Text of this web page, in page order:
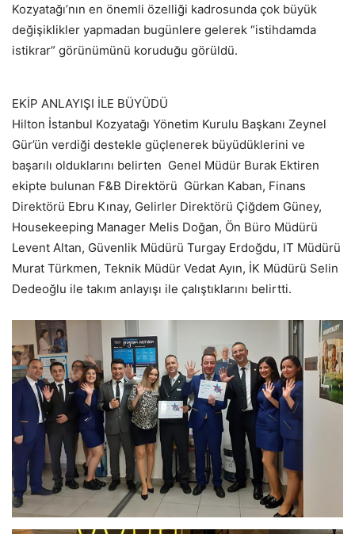
Kozyatağı’nın en önemli özelliği kadrosunda çok büyük
değişiklikler yapmadan bugünlere gelerek “istihdamda
istikrar” görünümünü koruduğu görüldü.
EKİP ANLAYIŞI İLE BÜYÜDÜ
Hilton İstanbul Kozyatağı Yönetim Kurulu Başkanı Zeynel
Gür’ün verdiği destekle güçlenerek büyüdüklerini ve
başarılı olduklarını belirten Genel Müdür Burak Ektiren
ekipte bulunan F&B Direktörü Gürkan Kaban, Finans
Direktörü Ebru Kınay, Gelirler Direktörü Çiğdem Güney,
Housekeeping Manager Melis Doğan, Ön Büro Müdürü
Levent Altan, Güvenlik Müdürü Turgay Erdoğdu, IT Müdürü
Murat Türkmen, Teknik Müdür Vedat Ayın, İK Müdürü Selin
Dedeoğlu ile takım anlayışı ile çalıştıklarını belirtti.